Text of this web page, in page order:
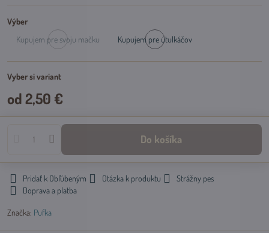
Výber
Kupujem pre svoju mačku
Kupujem pre útulkáčov
Vyber si variant
od 2,50 €
Do košíka
Pridať k Obľúbeným Otázka k produktu
Strážny pes
Doprava a platba
Značka: Pufka